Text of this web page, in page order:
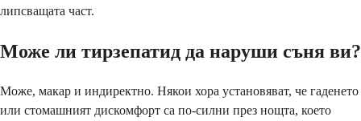
липсващата част.
Може ли тирзепатид да наруши съня ви?
Може, макар и индиректно. Някои хора установяват, че гаденето
или стомашният дискомфорт са по-силни през нощта, което